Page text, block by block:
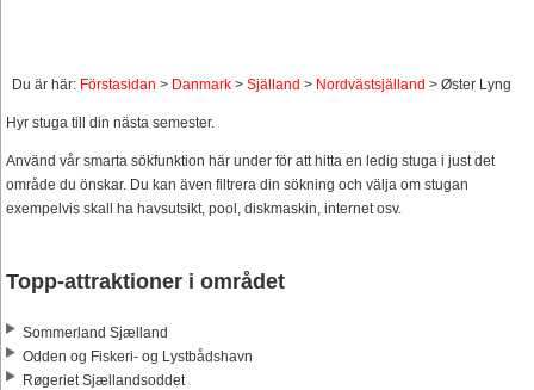
Du är här: Förstasidan > Danmark > Själland > Nordvästsjälland > Øster Lyng
Hyr stuga till din nästa semester.
Använd vår smarta sökfunktion här under för att hitta en ledig stuga i just det
område du önskar. Du kan även filtrera din sökning och välja om stugan
exempelvis skall ha havsutsikt, pool, diskmaskin, internet osv.
Topp-attraktioner i området
Sommerland Sjælland
Odden og Fiskeri- og Lystbådshavn
Røgeriet Sjællandsoddet